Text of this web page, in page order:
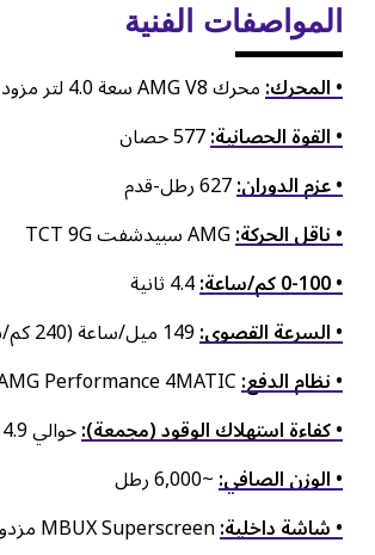
المواصفات الفنية
• المحرك:محرك AMG V8 سعة 4.0 لتر مزود بشاحن توربيني مزدوج ومصنوع يدويًا
• القوة الحصانية:577 حصان
• عزم الدوران:627 رطل-قدم
• ناقل الحركة:AMG سبيدشفت TCT 9G
• 0-100 كم/ساعة:
4.4 ثانية
• السرعة القصوى:149 ميل/ساعة (240 كم/ساعة) محدودة إلكترونياً
• نظام الدفع:AMG Performance 4MATICمع ثلاثة تروس تفاضلية قابلة للقفل الكامل
• كفاءة استهلاك الوقود (مجمعة):حوالي 14.9 لتر/100 كم (متغيرة في الواقع)
• الوزن الصافي:~6,000 رطل
• شاشة داخلية:MBUX Superscreen مزدوجة 12.3 بوصة